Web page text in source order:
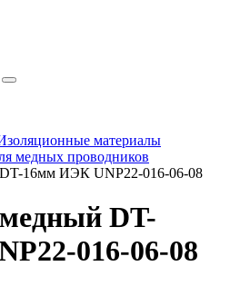
материалы
медных проводников
16мм ИЭК UNP22-016-06-08
DT-
016-06-08